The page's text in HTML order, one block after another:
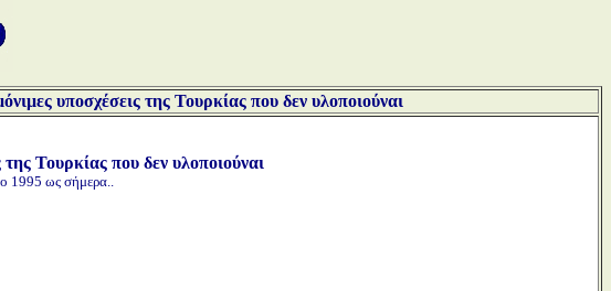
υποσχέσεις της Τουρκίας που δεν υλοποιούναι
Τουρκίας που δεν υλοποιούναι
1995 ως σήμερα..